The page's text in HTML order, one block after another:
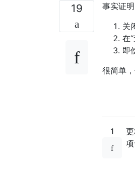
19
事实证
关
在
即
很简单
1